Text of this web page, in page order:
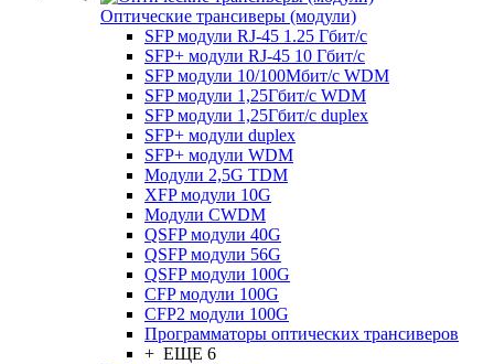
Оптические трансиверы (модули)
SFP модули RJ-45 1.25 Гбит/c
SFP+ модули RJ-45 10 Гбит/c
SFP модули 10/100Мбит/с WDM
SFP модули 1,25Гбит/с WDM
SFP модули 1,25Гбит/с duplex
SFP+ модули duplex
SFP+ модули WDM
Модули 2,5G TDM
XFP модули 10G
Модули CWDM
QSFP модули 40G
QSFP модули 56G
QSFP модули 100G
CFP модули 100G
CFP2 модули 100G
Программаторы оптических трансиверов
+ ЕЩЕ 6